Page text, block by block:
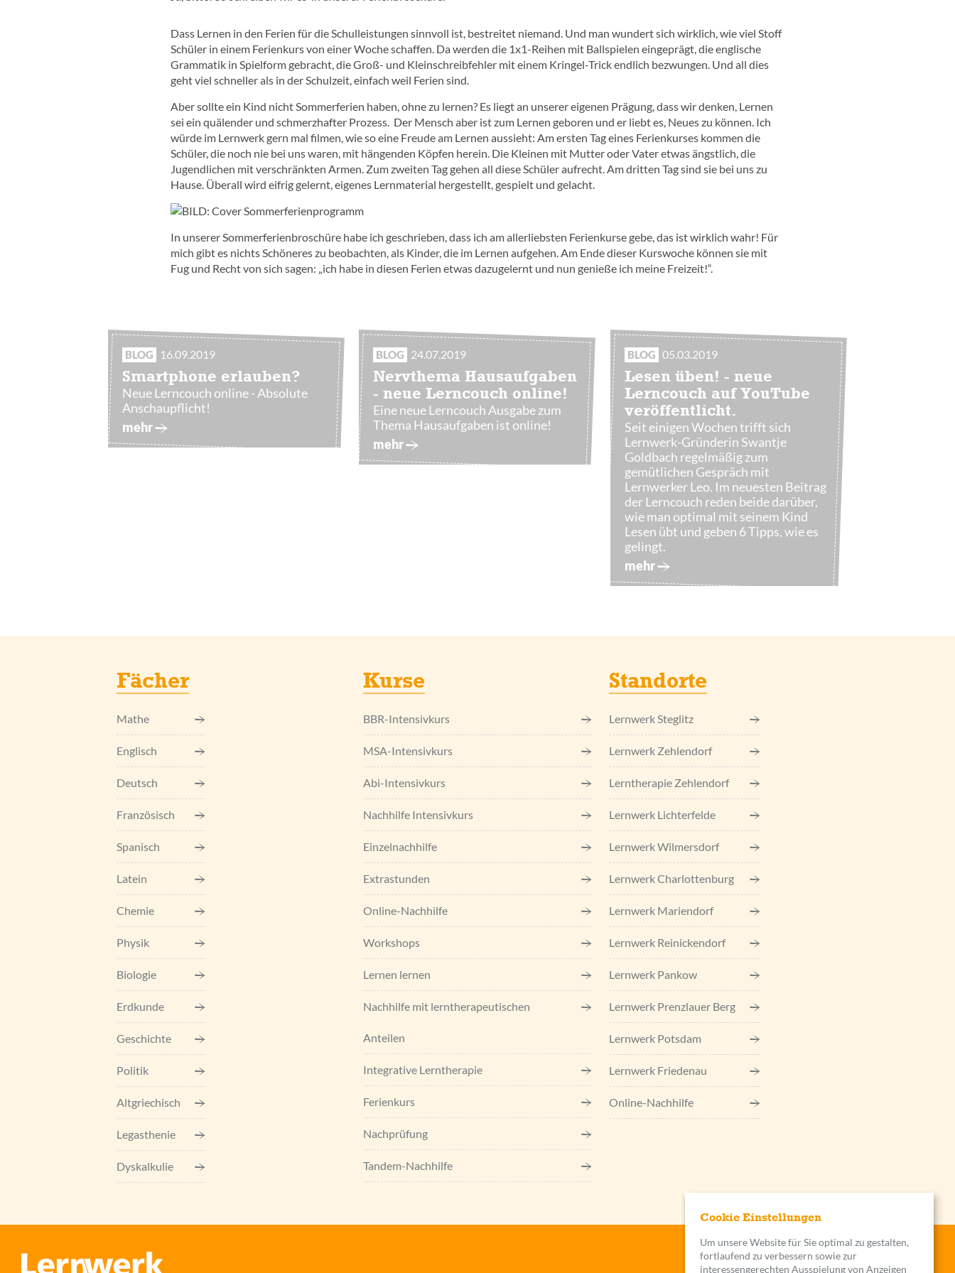
Dass Lernen in den Ferien für die Schulleistungen sinnvoll ist, bestreitet niemand. Und man wundert sich wirklich, wie viel Stoff
Schüler in einem Ferienkurs von einer Woche schaffen. Da werden die 1x1-Reihen mit Ballspielen eingeprägt, die englische
Grammatik in Spielform gebracht, die Groß- und Kleinschreibfehler mit einem Kringel-Trick endlich bezwungen. Und all dies
geht viel schneller als in der Schulzeit, einfach weil Ferien sind.
Aber sollte ein Kind nicht Sommerferien haben, ohne zu lernen? Es liegt an unserer eigenen Prägung, dass wir denken, Lernen
sei ein quälender und schmerzhafter Prozess. Der Mensch aber ist zum Lernen geboren und er liebt es, Neues zu können. Ich
würde im Lernwerk gern mal filmen, wie so eine Freude am Lernen aussieht: Am ersten Tag eines Ferienkurses kommen die
Schüler, die noch nie bei uns waren, mit hängenden Köpfen herein. Die Kleinen mit Mutter oder Vater etwas ängstlich, die
Jugendlichen mit verschränkten Armen. Zum zweiten Tag gehen all diese Schüler aufrecht. Am dritten Tag sind sie bei uns zu
Hause. Überall wird eifrig gelernt, eigenes Lernmaterial hergestellt, gespielt und gelacht.
In unserer Sommerferienbroschüre habe ich geschrieben, dass ich am allerliebsten Ferienkurse gebe, das ist wirklich wahr! Für
mich gibt es nichts Schöneres zu beobachten, als Kinder, die im Lernen aufgehen. Am Ende dieser Kurswoche können sie mit
Fug und Recht von sich sagen: „ich habe in diesen Ferien etwas dazugelernt und nun genieße ich meine Freizeit!“.
BLOG 16.09.2019
Smartphone erlauben?
Neue Lerncouch online - Absolute
Anschaupflicht!
mehr
BLOG 24.07.2019
Nervthema Hausaufgaben
- neue Lerncouch online!
Eine neue Lerncouch Ausgabe zum
Thema Hausaufgaben ist online!
mehr
BLOG 05.03.2019
Lesen üben! - neue
Lerncouch auf YouTube
veröffentlicht.
Seit einigen Wochen trifft sich
Lernwerk-Gründerin Swantje
Goldbach regelmäßig zum
gemütlichen Gespräch mit
Lernwerker Leo. Im neuesten Beitrag
der Lerncouch reden beide darüber,
wie man optimal mit seinem Kind
Lesen übt und geben 6 Tipps, wie es
gelingt.
mehr
Fächer
Mathe
Englisch
Deutsch
Französisch
Spanisch
Latein
Chemie
Physik
Biologie
Erdkunde
Geschichte
Politik
Altgriechisch
Legasthenie
Dyskalkulie
Kurse
BBR-Intensivkurs
MSA-Intensivkurs
Abi-Intensivkurs
Nachhilfe Intensivkurs
Einzel­nachhilfe
Extrastunden
Online-Nachhilfe
Workshops
Lernen lernen
Nachhilfe mit lerntherapeutischen
Anteilen
Integrative Lerntherapie
Ferienkurs
Nachprüfung
Tandem-Nachhilfe
Standorte
Lernwerk Steglitz
Lernwerk Zehlendorf
Lerntherapie Zehlendorf
Lernwerk Lichterfelde
Lernwerk Wilmersdorf
Lernwerk Charlottenburg
Lernwerk Mariendorf
Lernwerk Reinickendorf
Lernwerk Pankow
Lernwerk Prenzlauer Berg
Lernwerk Potsdam
Lernwerk Friedenau
Online-Nachhilfe
Cookie Einstellungen
Um unsere Website für Sie optimal zu gestalten,
fortlaufend zu verbessern sowie zur
interessengerechten Ausspielung von Anzeigen